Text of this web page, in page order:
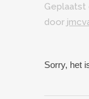
Geplaatst
door
Sorry, het